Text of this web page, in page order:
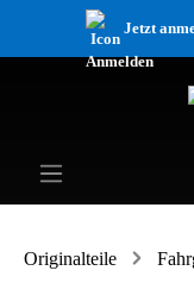
Jetzt
Originalteile